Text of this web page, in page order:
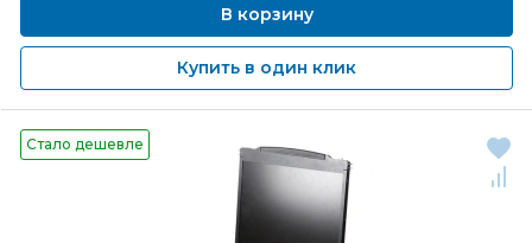
В корзину
Купить в один клик
Стало дешевле